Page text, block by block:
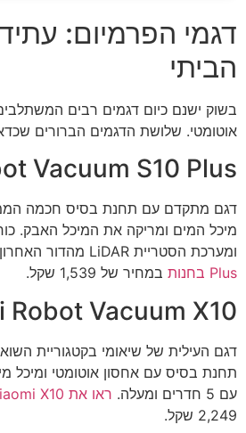
דגמי הפרמיום: עתיד
הביתי
בשוק ישנם כיום דגמים רבים
אוטומטי. שלושת הדגמים הברורים שכדאי
Vacuum S10 Plus
דגם מתקדם עם תחנת בסיס חכמה
ומערכת הסטריית LiDAR מהדור האחרון.
Plus בחנות
במחיר של 1,539 שקל.
Robot Vacuum X10
דגם העילית של שיאומי בקטגוריית
תחנת בסיס עם אחסון אוטומטי ומיכל
עם 5 חדרים ומעלה.
ראו את Xiaomi X10 בחנות
2,249 שקל.